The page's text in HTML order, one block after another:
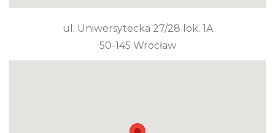
ul. Uniwersytecka 27/28 lok. 1A
50-145 Wrocław